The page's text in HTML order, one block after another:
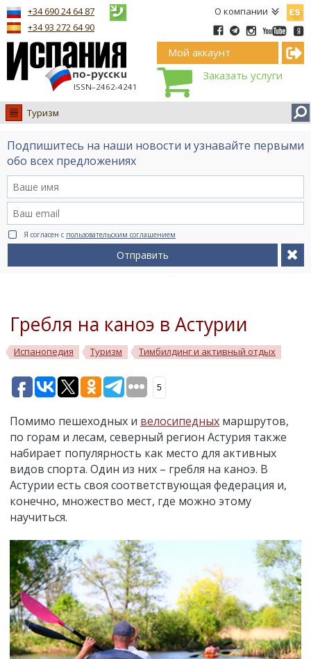
О компании
ISSN–2462-4241
+34 690 24 64 87
+34 93 272 64 90
Мой аккаунт
Заказать услуги
Испания
Иммиграция
Лечение
Недвижимость
Бизнес
Документы
Туризм
Подпишитесь на наши новости и узнавайте первыми
обо всех предложениях
Я согласен с пользовательским соглашением
Отправить
Гребля на каноэ в Астурии
Испанопедия Туризм Тимбилдинг и активный отдых
5
Помимо пешеходных и велосипедных маршрутов,
по горам и лесам, северный регион Астурия также
набирает популярность как место для активных
видов спорта. Один из них – гребля на каноэ. В
Астурии есть своя соответствующая федерация и,
конечно, множество мест, где можно этому
научиться.